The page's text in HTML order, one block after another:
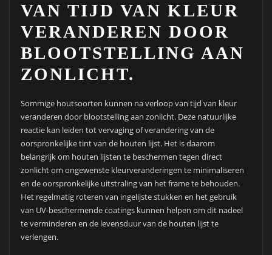
VAN TIJD VAN KLEUR
VERANDEREN DOOR
BLOOTSTELLING AAN
ZONLICHT.
Sommige houtsoorten kunnen na verloop van tijd van kleur
veranderen door blootstelling aan zonlicht. Deze natuurlijke
reactie kan leiden tot vervaging of verandering van de
oorspronkelijke tint van de houten lijst. Het is daarom
belangrijk om houten lijsten te beschermen tegen direct
zonlicht om ongewenste kleurveranderingen te minimaliseren
en de oorspronkelijke uitstraling van het frame te behouden.
Het regelmatig roteren van ingelijste stukken en het gebruik
van UV-beschermende coatings kunnen helpen om dit nadeel
te verminderen en de levensduur van de houten lijst te
verlengen.